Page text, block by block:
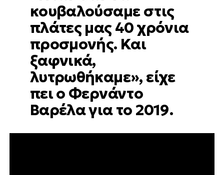
κουβαλούσαμε στις
πλάτες μας 40 χρόνια
προσμονής. Και
ξαφνικά,
λυτρωθήκαμε», είχε
πει ο Φερνάντο
Βαρέλα για το 2019.